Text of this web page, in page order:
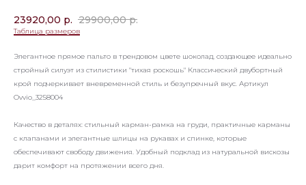
23920,00 р. 29900,00 р.
Таблица размеров
Элегантное прямое пальто в трендовом цвете шоколад, создающее идеально
стройный силуэт из стилистики "тихая роскошь" Классический двубортный
крой подчеркивает вневременной стиль и безупречный вкус. Артикул
Ovvio_3258004
Качество в деталях: стильный карман-рамка на груди, практичные карманы
с клапанами и элегантные шлицы на рукавах и спинке, которые
обеспечивают свободу движения. Удобный подклад из натуральной вискозы
дарит комфорт на протяжении всего дня.